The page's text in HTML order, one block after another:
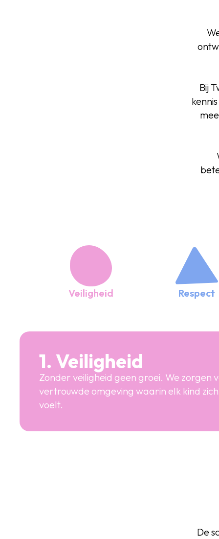
Bij
Veiligheid Respect
1. Veiligheid
Zonder veiligheid geen groei. We zorgen
vertrouwde omgeving waarin elk kind
voelt.
De